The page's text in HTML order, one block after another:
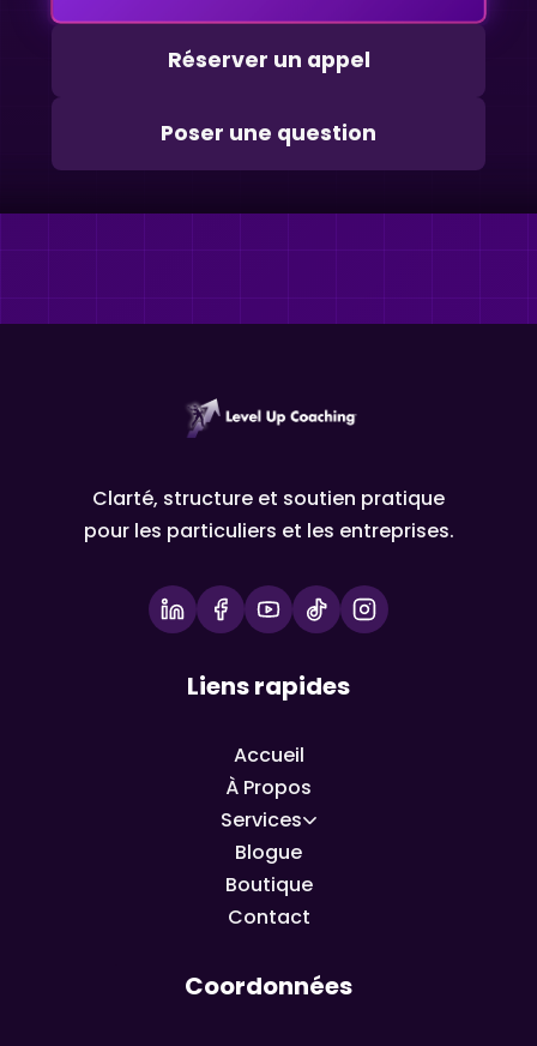
Réserver un appel
Poser une question
Clarté, structure et soutien pratique
pour les particuliers et les entreprises.
Liens rapides
Accueil
À Propos
Services
Blogue
Boutique
Contact
Coordonnées